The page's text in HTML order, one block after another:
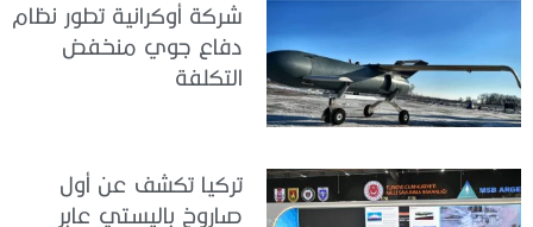
شركة أوكرانية تطور نظام
دفاع جوي منخفض
التكلفة
تركيا تكشف عن أول
صاروخ باليستي عابر